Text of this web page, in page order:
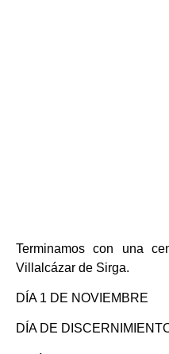
Terminamos con una
Villalcázar de Sirga.
DÍA 1 DE NOVIEMBRE
DÍA DE